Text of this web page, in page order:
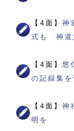
【4面】神
式も 神道
【4面】悠
の記録集
【4面】神
明を